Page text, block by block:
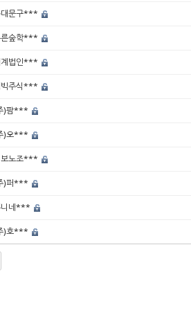
문구***
숲학***
법인***
빅주식***
)팜***
)오***
노조***
)퍼***
니네***
)호***